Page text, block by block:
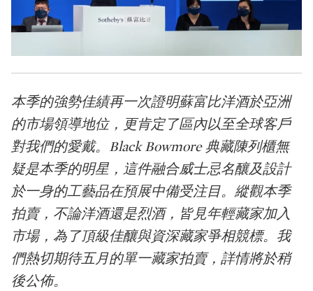
本季的強勢佳績再一次證明蘇富比洋酒於亞洲
的市場領導地位，更肯定了區內以至全球客戶
對我們的愛戴。Black Bowmore 典藏陳列櫃無
疑是本季的明星，這件融合威士忌名釀及設計
於一身的工藝品在預展中備受注目。縱觀本季
拍賣，不論洋酒還是烈酒，皆見年輕藏家加入
市場，為了頂級佳釀與資深藏家爭相競標。我
們熱切期待五月的單一藏家拍賣，詳情將於稍
後公佈。